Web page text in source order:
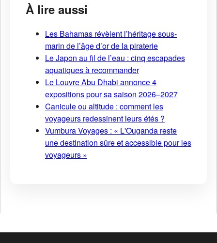
À lire aussi
Les Bahamas révèlent l’héritage sous-
marin de l’âge d’or de la piraterie
Le Japon au fil de l’eau : cinq escapades
aquatiques à recommander
Le Louvre Abu Dhabi annonce 4
expositions pour sa saison 2026–2027
Canicule ou altitude : comment les
voyageurs redessinent leurs étés ?
Vumbura Voyages : « L'Ouganda reste
une destination sûre et accessible pour les
voyageurs »